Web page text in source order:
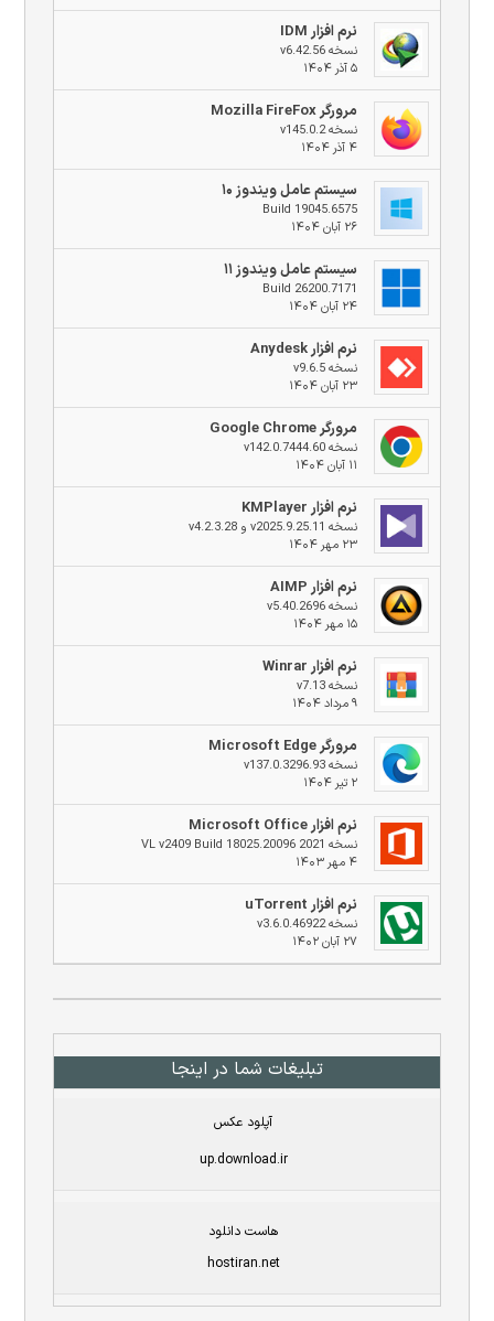
نرم افزار IDM
نسخه v6.42.56
۵ آذر ۱۴۰۴
مرورگر Mozilla FireFox
نسخه v145.0.2
۴ آذر ۱۴۰۴
سیستم عامل ویندوز ۱۰
Build 19045.6575
۲۶ آبان ۱۴۰۴
سیستم عامل ویندوز ۱۱
Build 26200.7171
۲۴ آبان ۱۴۰۴
نرم افزار Anydesk
نسخه v9.6.5
۲۳ آبان ۱۴۰۴
مرورگر Google Chrome
نسخه v142.0.7444.60
۱۱ آبان ۱۴۰۴
نرم افزار KMPlayer
نسخه v2025.9.25.11 و v4.2.3.28
۲۳ مهر ۱۴۰۴
نرم افزار AIMP
نسخه v5.40.2696
۱۵ مهر ۱۴۰۴
نرم افزار Winrar
نسخه v7.13
۹ مرداد ۱۴۰۴
مرورگر Microsoft Edge
نسخه v137.0.3296.93
۲ تیر ۱۴۰۴
نرم افزار Microsoft Office
نسخه 2021 VL v2409 Build 18025.20096
۴ مهر ۱۴۰۳
نرم افزار uTorrent
نسخه v3.6.0.46922
۲۷ آبان ۱۴۰۲
تبلیغات شما در اینجا
آپلود عکس
up.download.ir
هاست دانلود
hostiran.net